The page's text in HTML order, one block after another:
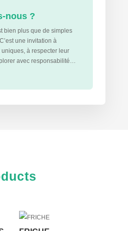
nous ?
bien plus que de simples
une invitation à
à respecter leur
avec responsabilité…